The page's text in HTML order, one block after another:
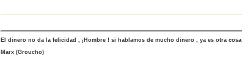
El dinero no da la felicidad , ¡Hombre ! si hablamos de mucho dinero , ya es otra cosa.
Marx (Groucho)